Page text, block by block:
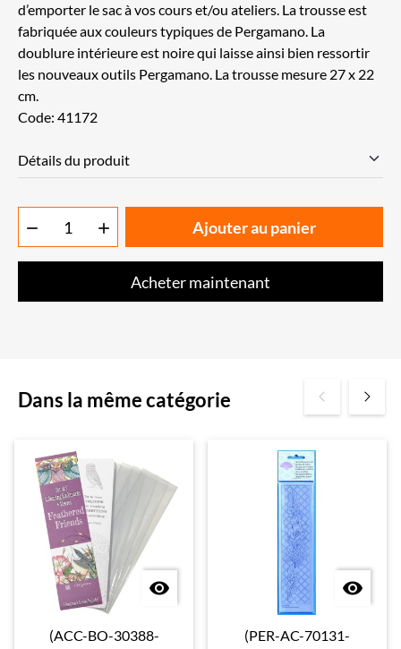
d’emporter le sac à vos cours et/ou ateliers. La trousse est
fabriquée aux couleurs typiques de Pergamano. La
doublure intérieure est noire qui laisse ainsi bien ressortir
les nouveaux outils Pergamano. La trousse mesure 27 x 22
cm.
Code: 41172
Détails du produit
  Ajouter au panier
Acheter maintenant
Dans la même catégorie

(ACC-BO-30388-

(PER-AC-70131-